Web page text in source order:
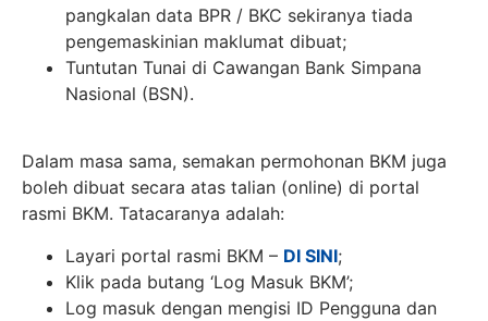
pangkalan data BPR / BKC sekiranya tiada
pengemaskinian maklumat dibuat;
Tuntutan Tunai di Cawangan Bank Simpana
Nasional (BSN).
Dalam masa sama, semakan permohonan BKM juga
boleh dibuat secara atas talian (online) di portal
rasmi BKM. Tatacaranya adalah:
Layari portal rasmi BKM – DI SINI;
Klik pada butang ‘Log Masuk BKM’;
Log masuk dengan mengisi ID Pengguna dan